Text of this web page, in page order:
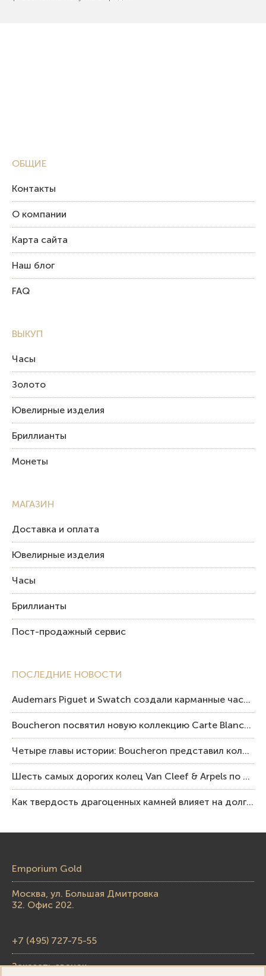
ОБЩИЕ
Контакты
О компании
Карта сайта
Наш блог
FAQ
ВЫКУП
Часы
Золото
Ювелирные изделия
Бриллианты
Монеты
ПОСЛЕДНИЕ НОВОСТИ
Audemars Piguet и Swatch создали карманные часы в эстетике Royal Oak и Pop Art
Boucheron посвятил новую коллекцию Carte Blanche Human Being человеку и силе мастерства
Четыре главы истории: Boucheron представил коллекцию «Nom: Boucheron, Prénom: Frédéric»
Шесть самых дорогих колец Van Cleef & Arpels по итогам аукционов Sotheby’s
Как твердость драгоценных камней влияет на долговечность ювелирных изделий
МАГАЗИН
Доставка и оплата
Ювелирные изделия
Часы
Бриллианты
Пост-продажный сервис
Emporium Gold
Москва, ул. Большая Дмитровка
32. Офис 202.
+7 (495) 727-75-55
Заказать звонок